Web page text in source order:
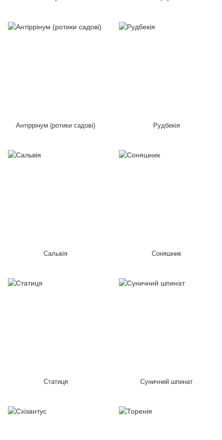
Антіррінум (ротики садові) Рудбекія
Сальвія Соняшник
Статиця Суничний шпинат